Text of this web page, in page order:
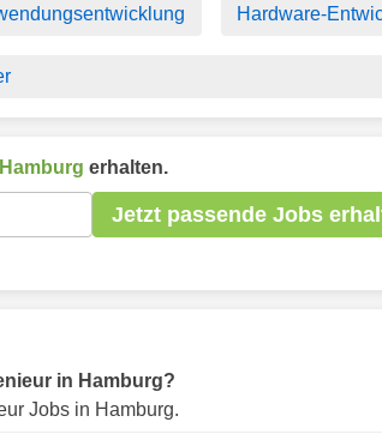
Hardware-
Hamburg erhalten.
Jetzt passende Jobs
in Hamburg?
Jobs in Hamburg.